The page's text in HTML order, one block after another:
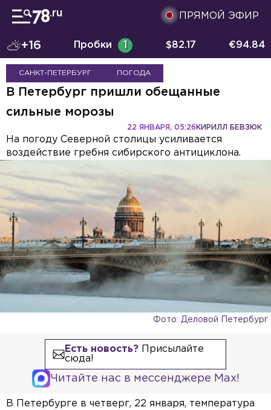
ПРЯМОЙ ЭФИР
+16 Пробки 1 $82.17 €94.84
САНКТ-ПЕТЕРБУРГ ПОГОДА
В Петербург пришли обещанные
сильные морозы
КИРИЛЛ БЕВЗЮК
22 ЯНВАРЯ, 05:26
На погоду Северной столицы усиливается
воздействие гребня сибирского антициклона.
Фото: Деловой Петербург
Есть новость?Присылайте
сюда!
Читайте нас в мессенджере Max!
В Петербурге в четверг, 22 января, температура